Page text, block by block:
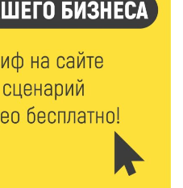
для кормовых